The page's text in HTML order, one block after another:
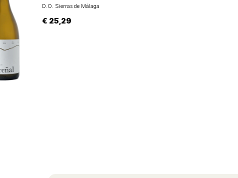
D.O. Sierras de Málaga
€ 25,29